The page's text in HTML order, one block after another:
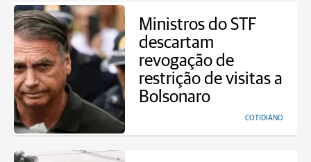
Ministros do STF
descartam
revogação de
restrição de visitas a
Bolsonaro
COTIDIANO